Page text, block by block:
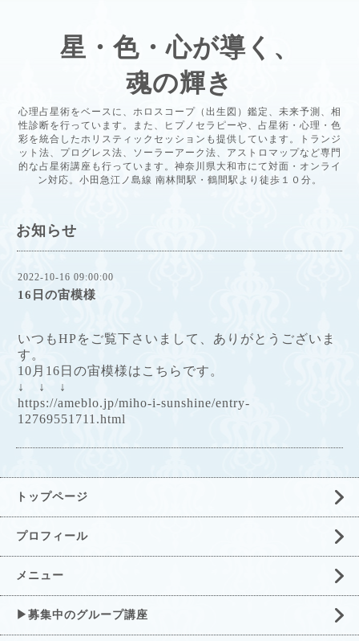
星・色・心が導く、
魂の輝き
心理占星術をベースに、ホロスコープ（出生図）鑑定、未来予測、相
性診断を行っています。また、ヒプノセラピーや、占星術・心理・色
彩を統合したホリスティックセッションも提供しています。トランジ
ット法、プログレス法、ソーラーアーク法、アストロマップなど専門
的な占星術講座も行っています。神奈川県大和市にて対面・オンライ
ン対応。小田急江ノ島線 南林間駅・鶴間駅より徒歩１０分。
お知らせ
2022-10-16 09:00:00
16日の宙模様
いつもHPをご覧下さいまして、ありがとうございま
す。
10月16日の宙模様はこちらです。
↓ ↓ ↓
https://ameblo.jp/miho-i-sunshine/entry-
12769551711.html
トップページ
プロフィール
メニュー
▶募集中のグループ講座